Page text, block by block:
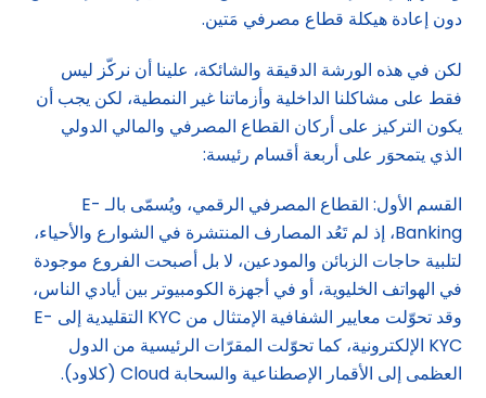
دون إعادة هيكلة قطاع مصرفي مَتين.
لكن في هذه الورشة الدقيقة والشائكة، علينا أن نركّز ليس
فقط على مشاكلنا الداخلية وأزماتنا غير النمطية، لكن يجب أن
يكون التركيز على أركان القطاع المصرفي والمالي الدولي
الذي يتمحوَر على أربعة أقسام رئيسة:
القسم الأول: القطاع المصرفي الرقمي، ويُسمّى بالـ E-
Banking، إذ لم تَعُد المصارف المنتشرة في الشوارع والأحياء،
لتلبية حاجات الزبائن والمودعين، لا بل أصبحت الفروع موجودة
في الهواتف الخليوية، أو في أجهزة الكومبيوتر بين أيادي الناس،
وقد تحوّلت معايير الشفافية الإمتثال من KYC التقليدية إلى E-
KYC الإلكترونية، كما تحوّلت المقرّات الرئيسية من الدول
العظمى إلى الأقمار الإصطناعية والسحابة Cloud (كلاود).